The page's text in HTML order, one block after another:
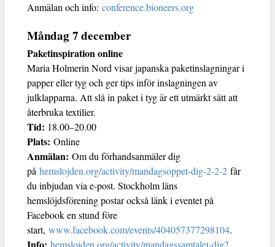
Anmälan och info: conference.bioneers.org
Måndag 7 december
Paketinspiration online
Maria Holmerin Nord visar japanska paketinslagningar i
papper eller tyg och ger tips inför inslagningen av
julklapparna. Att slå in paket i tyg är ett utmärkt sätt att
återbruka textilier.
Tid: 18.00–20.00
Plats: Online
Anmälan: Om du förhandsanmäler dig
på hemslojden.org/activity/mandagsoppet-dig-2-2-2 får
du inbjudan via e-post. Stockholm läns
hemslöjdsförening postar också länk i eventet på
Facebook en stund före
start, www.facebook.com/events/404057377298104.